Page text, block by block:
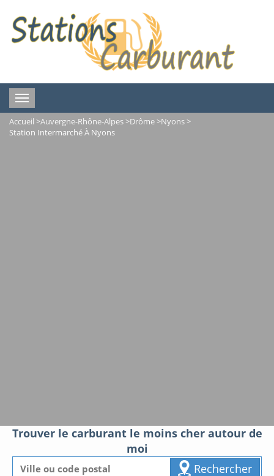
Toggle
navigation
Accueil >Auvergne-Rhône-Alpes>Drôme>Nyons>
Station Intermarché À Nyons
Trouver le carburant le moins cher autour de
moi
Rechercher